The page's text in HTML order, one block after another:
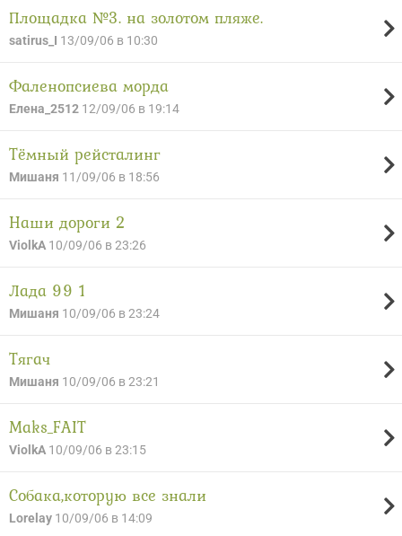
Площадка №3. на золотом пляже.
satirus_I 13/09/06 в 10:30
Фаленопсиева морда
Елена_2512 12/09/06 в 19:14
Тёмный рейсталинг
Мишаня 11/09/06 в 18:56
Наши дороги 2
ViolkA 10/09/06 в 23:26
Лада 99 1
Мишаня 10/09/06 в 23:24
Тягач
Мишаня 10/09/06 в 23:21
Maks_FAIT
ViolkA 10/09/06 в 23:15
Собака,которую все знали
Lorelay 10/09/06 в 14:09